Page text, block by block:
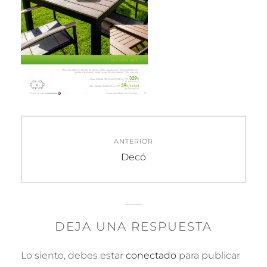
entradas
ANTERIOR
Entrada
Decó
DEJA UNA RESPUESTA
Lo siento, debes estar conectado para publicar